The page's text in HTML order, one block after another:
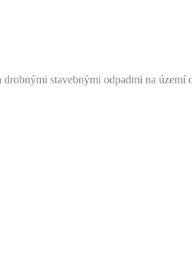
stavebnými odpadmi na